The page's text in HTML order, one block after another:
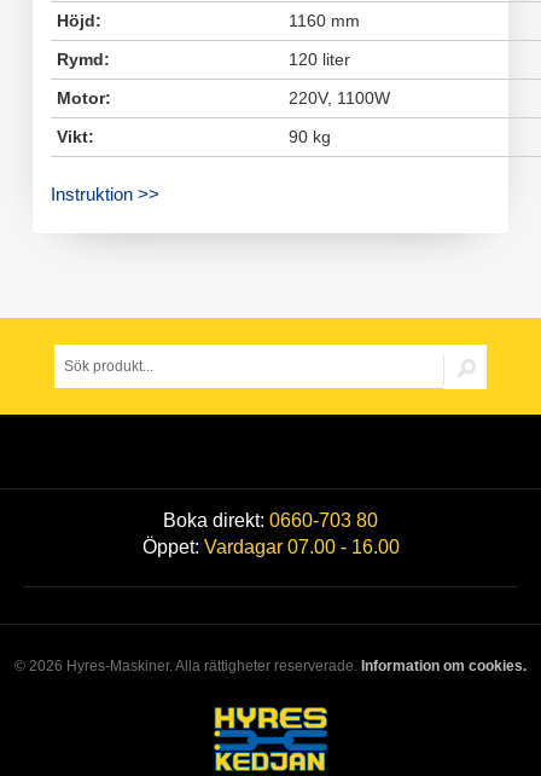
Höjd:
1160 mm
Rymd:
120 liter
Motor:
220V, 1100W
Vikt:
90 kg
Instruktion >>
Boka direkt: 0660-703 80
Öppet: Vardagar 07.00 - 16.00
© 2026 Hyres-Maskiner. Alla rättigheter reserverade. Information om cookies.